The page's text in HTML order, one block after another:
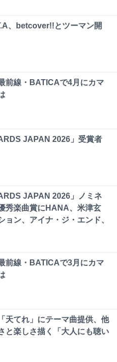
、betcover!!とツーマン開
前線・BATICAで4月にカマ
JAPAN 2026」受賞者
JAPAN 2026」ノミネ
秀楽曲賞にHANA、米津玄
ョン、アイナ・ジ・エンド、
前線・BATICAで3月にカマ
天てれ」にテーマ曲提供、他
と楽しさ描く「大人にも聴い